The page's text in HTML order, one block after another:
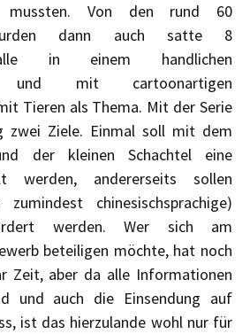
mussten. Von den rund 60
dann auch satte 8
in einem handlichen
und mit cartoonartigen
Tieren als Thema. Mit der Serie
zwei Ziele. Einmal soll mit dem
der kleinen Schachtel eine
werden, andererseits sollen
chinesischsprachige)
werden. Wer sich am
beteiligen möchte, hat noch
Zeit, aber da alle Informationen
und auch die Einsendung auf
ist das hierzulande wohl nur für